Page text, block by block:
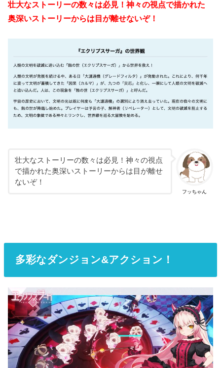
壮大なストーリーの数々は必見！神々の視点で描かれた
奥深いストーリーからは目が離せないぞ！
フッちゃん
壮大なストーリーの数々は必見！神々の視点
で描かれた奥深いストーリーからは目が離せ
ないぞ！
多彩なダンジョン&アクション！